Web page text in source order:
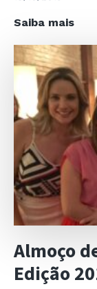
Saiba mais
do
PTV
em
São
Almoço
Edição